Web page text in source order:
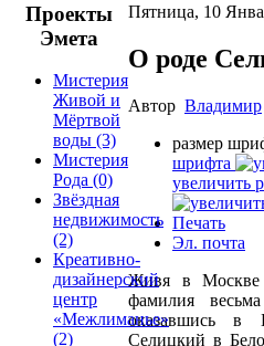
Пятница, 10
О роде
Автор Владимир
размер
шрифта
увеличить
Печать
Эл. почта
Живя в Москве
фамилия
оказавшись в
Селицкий в
Проекты
Эмета
Мистерия
Живой и
Мёртвой
воды (3)
Мистерия
Рода (0)
Звёздная
недвижимость
(2)
Креативно-
дизайнерский
центр
«Межлиманье»
(2)